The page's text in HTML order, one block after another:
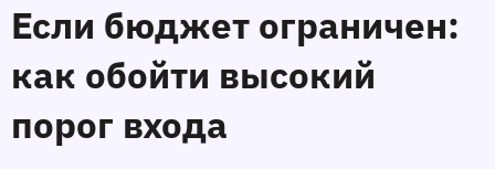
Если бюджет ограничен:
как обойти высокий
порог входа